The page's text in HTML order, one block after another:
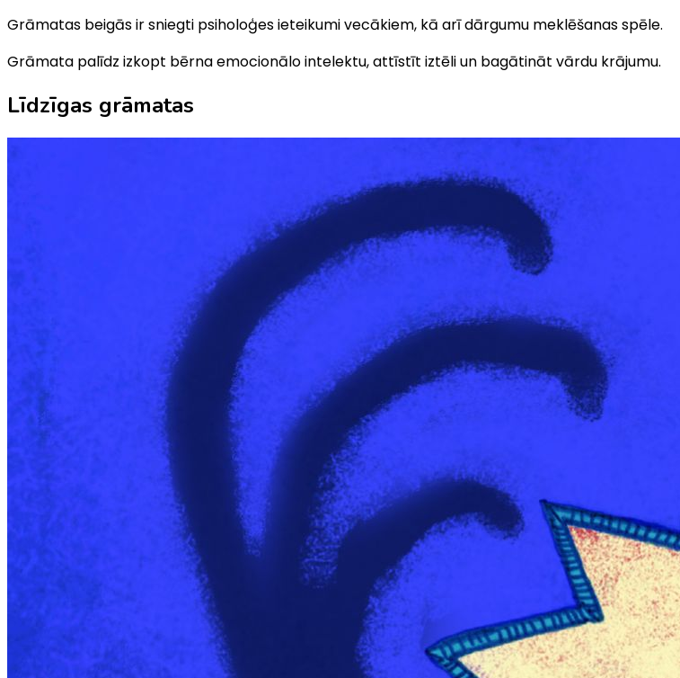
Grāmatas beigās ir sniegti psiholoģes ieteikumi vecākiem, kā arī dārgumu meklēšanas spēle.
Grāmata palīdz izkopt bērna emocionālo intelektu, attīstīt iztēli un bagātināt vārdu krājumu.
Līdzīgas grāmatas